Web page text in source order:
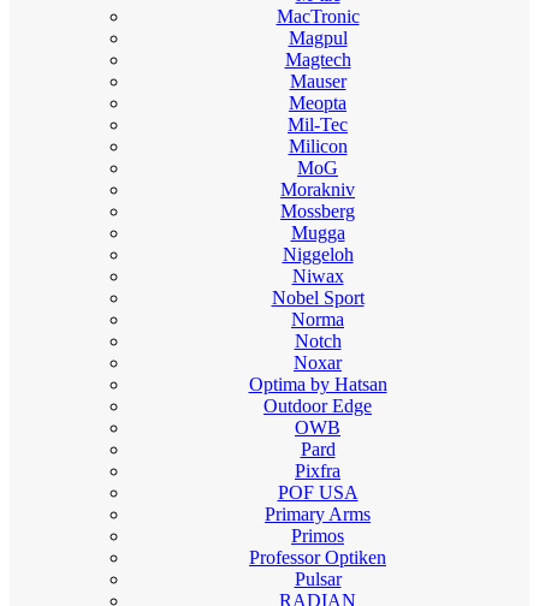
MacTronic
Magpul
Magtech
Mauser
Meopta
Mil-Tec
Milicon
MoG
Morakniv
Mossberg
Mugga
Niggeloh
Niwax
Nobel Sport
Norma
Notch
Noxar
Optima by Hatsan
Outdoor Edge
OWB
Pard
Pixfra
POF USA
Primary Arms
Primos
Professor Optiken
Pulsar
RADIAN